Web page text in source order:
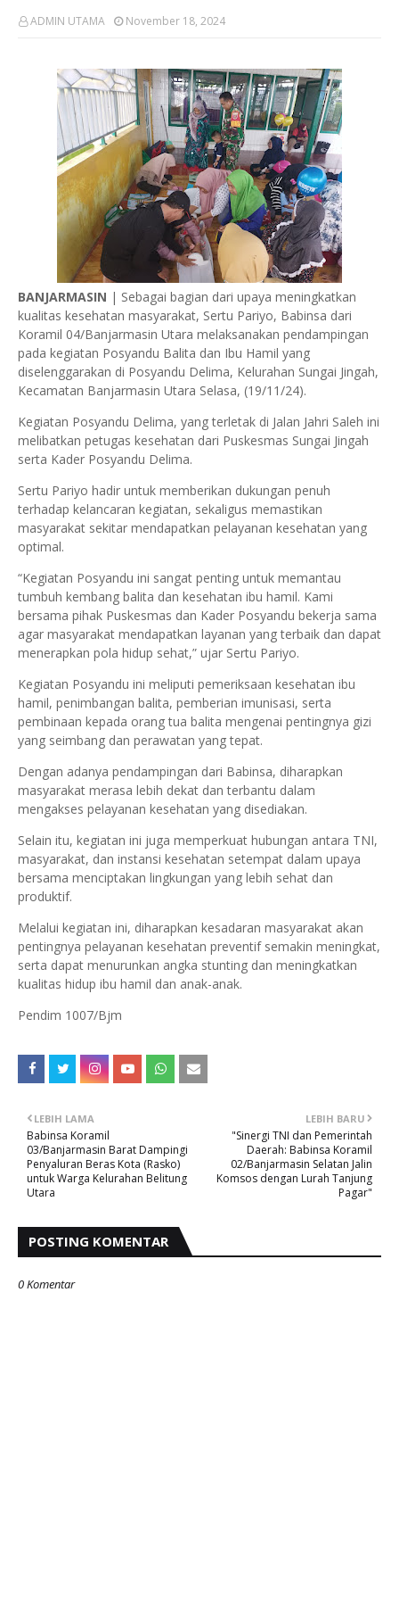
ADMIN UTAMA November 18, 2024
BANJARMASIN | Sebagai bagian dari upaya meningkatkan
kualitas kesehatan masyarakat, Sertu Pariyo, Babinsa dari
Koramil 04/Banjarmasin Utara melaksanakan pendampingan
pada kegiatan Posyandu Balita dan Ibu Hamil yang
diselenggarakan di Posyandu Delima, Kelurahan Sungai Jingah,
Kecamatan Banjarmasin Utara Selasa, (19/11/24).
Kegiatan Posyandu Delima, yang terletak di Jalan Jahri Saleh ini
melibatkan petugas kesehatan dari Puskesmas Sungai Jingah
serta Kader Posyandu Delima.
Sertu Pariyo hadir untuk memberikan dukungan penuh
terhadap kelancaran kegiatan, sekaligus memastikan
masyarakat sekitar mendapatkan pelayanan kesehatan yang
optimal.
“Kegiatan Posyandu ini sangat penting untuk memantau
tumbuh kembang balita dan kesehatan ibu hamil. Kami
bersama pihak Puskesmas dan Kader Posyandu bekerja sama
agar masyarakat mendapatkan layanan yang terbaik dan dapat
menerapkan pola hidup sehat,” ujar Sertu Pariyo.
Kegiatan Posyandu ini meliputi pemeriksaan kesehatan ibu
hamil, penimbangan balita, pemberian imunisasi, serta
pembinaan kepada orang tua balita mengenai pentingnya gizi
yang seimbang dan perawatan yang tepat.
Dengan adanya pendampingan dari Babinsa, diharapkan
masyarakat merasa lebih dekat dan terbantu dalam
mengakses pelayanan kesehatan yang disediakan.
Selain itu, kegiatan ini juga memperkuat hubungan antara TNI,
masyarakat, dan instansi kesehatan setempat dalam upaya
bersama menciptakan lingkungan yang lebih sehat dan
produktif.
Melalui kegiatan ini, diharapkan kesadaran masyarakat akan
pentingnya pelayanan kesehatan preventif semakin meningkat,
serta dapat menurunkan angka stunting dan meningkatkan
kualitas hidup ibu hamil dan anak-anak.
Pendim 1007/Bjm
LEBIH BARU
"Sinergi TNI dan Pemerintah
Daerah: Babinsa Koramil
02/Banjarmasin Selatan Jalin
Komsos dengan Lurah Tanjung
Pagar"
LEBIH LAMA
Babinsa Koramil
03/Banjarmasin Barat Dampingi
Penyaluran Beras Kota (Rasko)
untuk Warga Kelurahan Belitung
Utara
POSTING KOMENTAR
0 Komentar